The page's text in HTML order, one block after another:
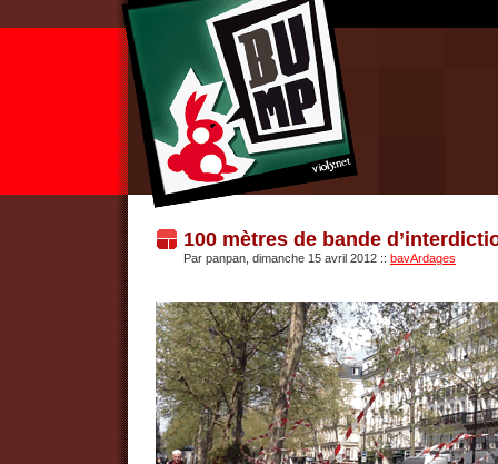
100 mètres de bande
Par panpan, dimanche 15 avril 2012 :: bavArdages